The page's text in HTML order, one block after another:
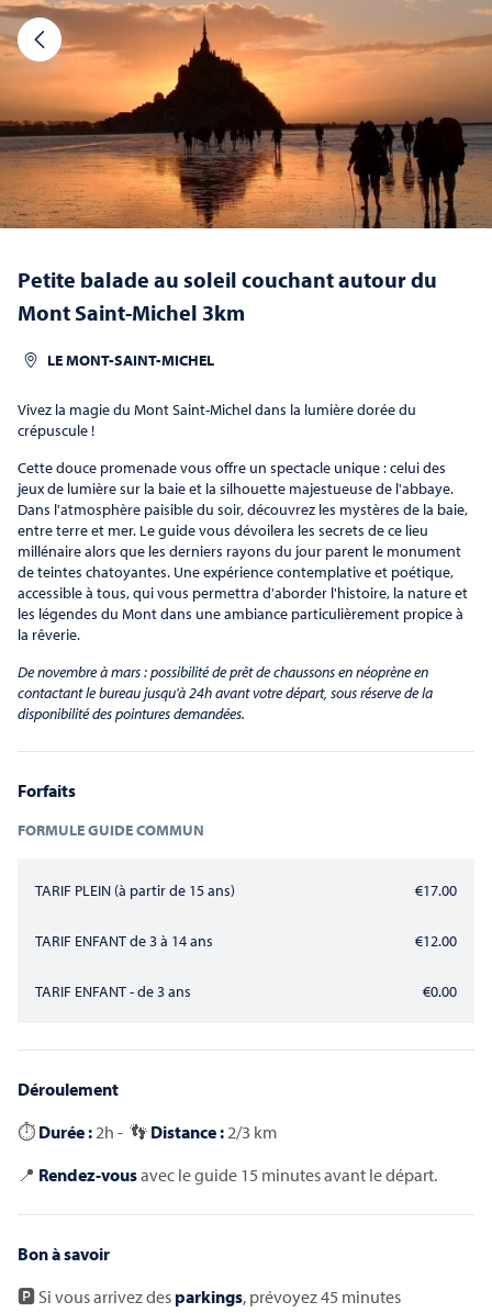
PETITES BALADES
au Mont Saint-Michel
J’AI UN BON CADEAU
Nos activités
15 activités disponibles
Petite balade au soleil couchant autour du
Mont Saint-Michel 3km
LE MONT-SAINT-MICHEL
Vivez la magie du Mont Saint-Michel dans la lumière dorée du
crépuscule !
Cette douce promenade vous offre un spectacle unique : celui des
jeux de lumière sur la baie et la silhouette majestueuse de l'abbaye.
Dans l'atmosphère paisible du soir, découvrez les mystères de la baie,
entre terre et mer. Le guide vous dévoilera les secrets de ce lieu
millénaire alors que les derniers rayons du jour parent le monument
de teintes chatoyantes. Une expérience contemplative et poétique,
accessible à tous, qui vous permettra d'aborder l'histoire, la nature et
les légendes du Mont dans une ambiance particulièrement propice à
la rêverie.
De novembre à mars : possibilité de prêt de chaussons en néoprène en
contactant le bureau jusqu'à 24h avant votre départ, sous réserve de la
disponibilité des pointures demandées.
Forfaits
FORMULE GUIDE COMMUN
TARIF PLEIN (à partir de 15 ans) €17.00
TARIF ENFANT de 3 à 14 ans €12.00
TARIF ENFANT - de 3 ans €0.00
Déroulement
⏱️ Durée :2h - 👣 Distance :2/3 km
📍 Rendez-vousavec le guide 15 minutes avant le départ.
Bon à savoir
🅿️ Si vous arrivez des parkings, prévoyez 45 minutes